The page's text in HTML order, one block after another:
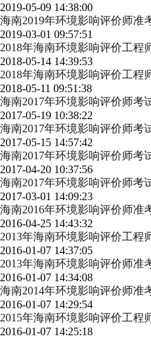
2019-05-09 14:38:00
海南2019年环境影响评价师准
2019-03-01 09:57:51
2018年海南环境影响评价工程
2018-05-14 14:39:53
2018年海南环境影响评价工程
2018-05-11 09:51:38
海南2017年环境影响评价师考
2017-05-19 10:38:22
海南2017年环境影响评价师考
2017-05-15 14:57:42
海南2017年环境影响评价师考
2017-04-20 10:37:56
海南2017年环境影响评价师考
2017-03-01 14:09:23
海南2016年环境影响评价师准
2016-04-25 14:43:32
2013年海南环境影响评价工程
2016-01-07 14:37:05
2013年海南环境影响评价师准
2016-01-07 14:34:08
海南2014年环境影响评价师准
2016-01-07 14:29:54
2015年海南环境影响评价工程
2016-01-07 14:25:18